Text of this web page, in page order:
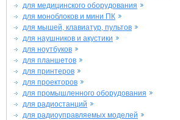
для медицинского оборудования
для моноблоков и мини ПК
для мышей, клавиатур, пультов
для наушников и акустики
для ноутбуков
для планшетов
для принтеров
для проекторов
для промышленного оборудования
для радиостанций
для радиоуправляемых моделей